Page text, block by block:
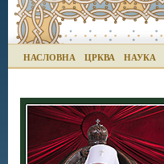
НАСЛОВНА ЦРКВА НАУКА